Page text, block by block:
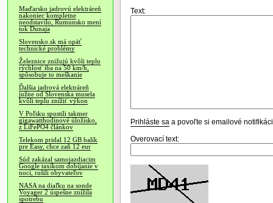
Maďarsko jadrovú elektráreň
nakoniec kompletne
neodstavilo, Rumunsko mení
tok Dunaja
Slovensko.sk má opäť
technické problémy
Železnice znižujú kvôli teplu
rýchlosť iba na 50 km/h,
spôsobuje to meškanie
Ďalšia jadrová elektráreň
južne od Slovenska musela
kvôli teplu znížiť výkon
V Poľsku spustili takmer
gigawatthodinové úložisko,
z LiFePO4 článkov
Telekom pridal 12 GB balík
pre Easy, chce zaň 12 eur
Súd zakázal samojazdiacim
Google taxíkom dobíjanie v
noci, rušili obyvateľov
NASA na diaľku na sonde
Voyager 2 úspešne znížila
spotrebu
Text:
Prihláste sa a povoľte si emailové
Overovací text: